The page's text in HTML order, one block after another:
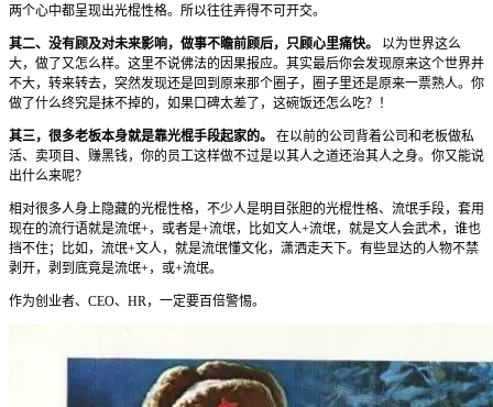
两个心中都呈现出光棍性格。所以往往弄得不可开交。
其二、没有顾及对未来影响，做事不瞻前顾后，只顾心里痛快。
以为世界这么
大，做了又怎么样。这里不说佛法的因果报应。其实最后你会发现原来这个世界并
不大，转来转去，突然发现还是回到原来那个圈子，圈子里还是原来一票熟人。你
做了什么终究是抹不掉的，如果口碑太差了，这碗饭还怎么吃？！
其三，很多老板本身就是靠光棍手段起家的。
在以前的公司背着公司和老板做私
活、卖项目、赚黑钱，你的员工这样做不过是以其人之道还治其人之身。你又能说
出什么来呢？
相对很多人身上隐藏的光棍性格，不少人是明目张胆的光棍性格、流氓手段，套用
现在的流行语就是流氓+，或者是+流氓，比如文人+流氓，就是文人会武术，谁也
挡不住；比如，流氓+文人，就是流氓懂文化，潇洒走天下。有些显达的人物不禁
剥开，剥到底竟是流氓+，或+流氓。
作为创业者、CEO、HR，一定要百倍警惕。